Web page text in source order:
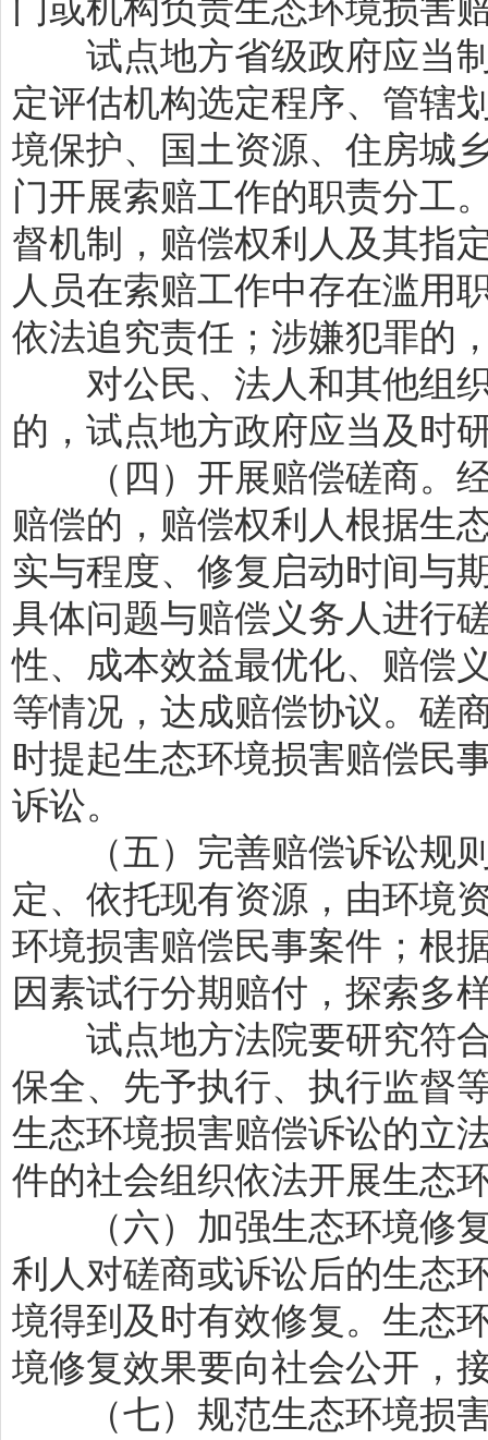
门或机构负责生态环境损害
试点地方省级政府应当制
定评估机构选定程序、管辖
境保护、国土资源、住房城
门开展索赔工作的职责分工
督机制，赔偿权利人及其指
人员在索赔工作中存在滥用
依法追究责任；涉嫌犯罪的
对公民、法人和其他组织
的，试点地方政府应当及时
（四）开展赔偿磋商。经
赔偿的，赔偿权利人根据生
实与程度、修复启动时间与
具体问题与赔偿义务人进行
性、成本效益最优化、赔偿
等情况，达成赔偿协议。磋
时提起生态环境损害赔偿民
诉讼。
（五）完善赔偿诉讼规则
定、依托现有资源，由环境
环境损害赔偿民事案件；根
因素试行分期赔付，探索多
试点地方法院要研究符合
保全、先予执行、执行监督
生态环境损害赔偿诉讼的立
件的社会组织依法开展生态
（六）加强生态环境修复
利人对磋商或诉讼后的生态
境得到及时有效修复。生态
境修复效果要向社会公开，
（七）规范生态环境损害